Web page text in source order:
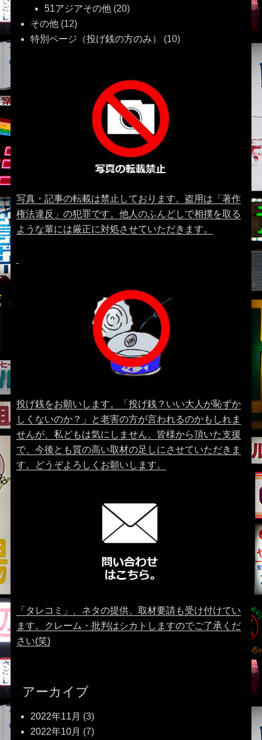
51アジアその他(20)
その他(12)
特別ページ（投げ銭の方のみ）
(10)
写真・記事の転載は禁止しております。盗用は「著作
権法違反」の犯罪です。他人のふんどしで相撲を取る
ような輩には厳正に対処させていただきます。
投げ銭をお願いします。「投げ銭？いい大人が恥ずか
しくないのか？」と老害の方が言われるのかもしれま
せんが、私どもは気にしません。皆様から頂いた支援
で、今後とも質の高い取材の足しにさせていただきま
す。どうぞよろしくお願いします。
「タレコミ」、ネタの提供、取材要請も受け付けてい
ます。クレーム・批判はシカトしますのでご了承くだ
さい(笑)
アーカイブ
2022年11月 (3)
2022年10月 (7)